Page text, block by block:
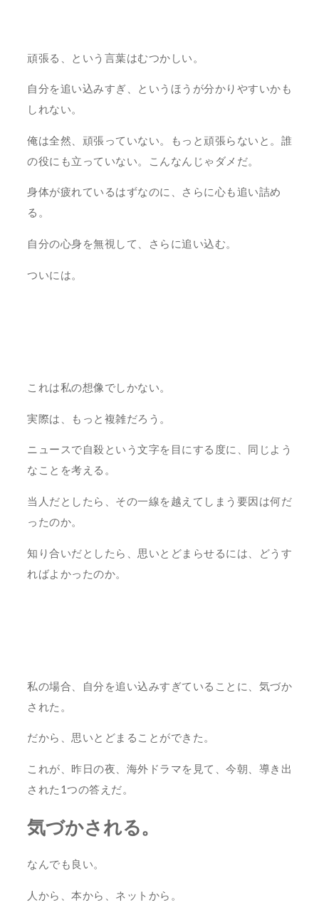
頑張る、という言葉はむつかしい。
自分を追い込みすぎ、というほうが分かりやすいかも
しれない。
俺は全然、頑張っていない。もっと頑張らないと。誰
の役にも立っていない。こんなんじゃダメだ。
身体が疲れているはずなのに、さらに心も追い詰め
る。
自分の心身を無視して、さらに追い込む。
ついには。
これは私の想像でしかない。
実際は、もっと複雑だろう。
ニュースで自殺という文字を目にする度に、同じよう
なことを考える。
当人だとしたら、その一線を越えてしまう要因は何だ
ったのか。
知り合いだとしたら、思いとどまらせるには、どうす
ればよかったのか。
私の場合、自分を追い込みすぎていることに、気づか
された。
だから、思いとどまることができた。
これが、昨日の夜、海外ドラマを見て、今朝、導き出
された1つの答えだ。
気づかされる。
なんでも良い。
人から、本から、ネットから。